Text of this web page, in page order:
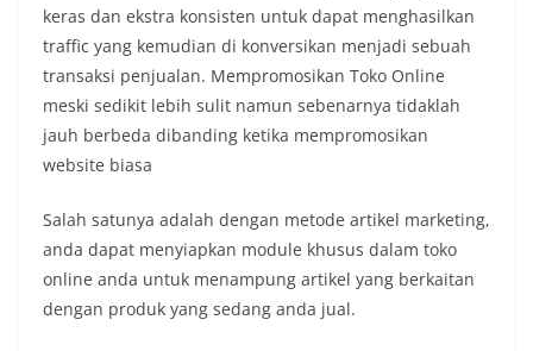
keras dan ekstra konsisten untuk dapat menghasilkan
traffic yang kemudian di konversikan menjadi sebuah
transaksi penjualan. Mempromosikan Toko Online
meski sedikit lebih sulit namun sebenarnya tidaklah
jauh berbeda dibanding ketika mempromosikan
website biasa
Salah satunya adalah dengan metode artikel marketing,
anda dapat menyiapkan module khusus dalam toko
online anda untuk menampung artikel yang berkaitan
dengan produk yang sedang anda jual.